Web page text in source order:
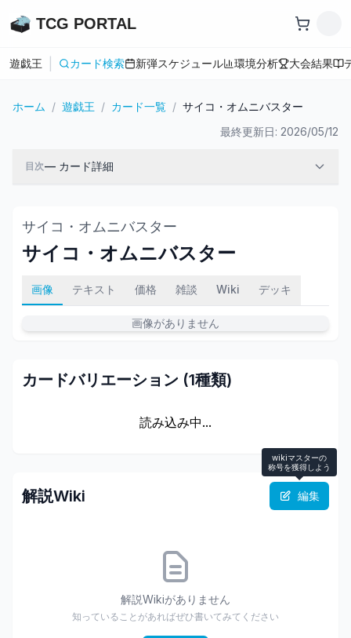
TCG PORTAL
遊戯王 カード検索 新弾スケジュール 環境分析 大会結果
ホーム / 遊戯王 / カード一覧 / サイコ・オムニバスター
最終更新日: 2026/05/12
目次— カード詳細
サイコ・オムニバスター
サイコ・オムニバスター
画像 テキスト 価格 雑談 Wiki デッキ
画像がありません
カードバリエーション (1種類)
読み込み中...
解説Wiki
wikiマスターの
称号を獲得しよう
編集
解説Wikiがありません
知っていることがあればぜひ書いてみてください